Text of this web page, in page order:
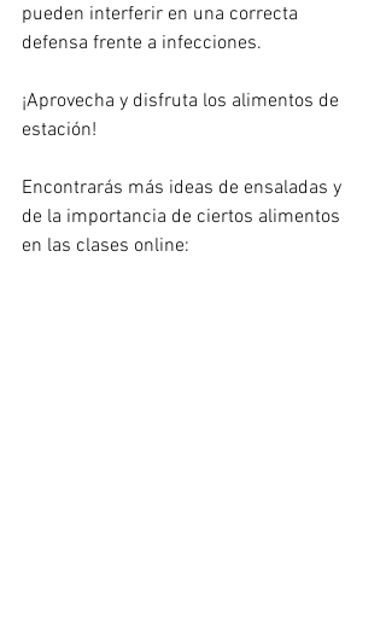
pueden interferir en una correcta
defensa frente a infecciones.
¡Aprovecha y disfruta los alimentos de
estación!
Encontrarás más ideas de ensaladas y
de la importancia de ciertos alimentos
en las clases online: